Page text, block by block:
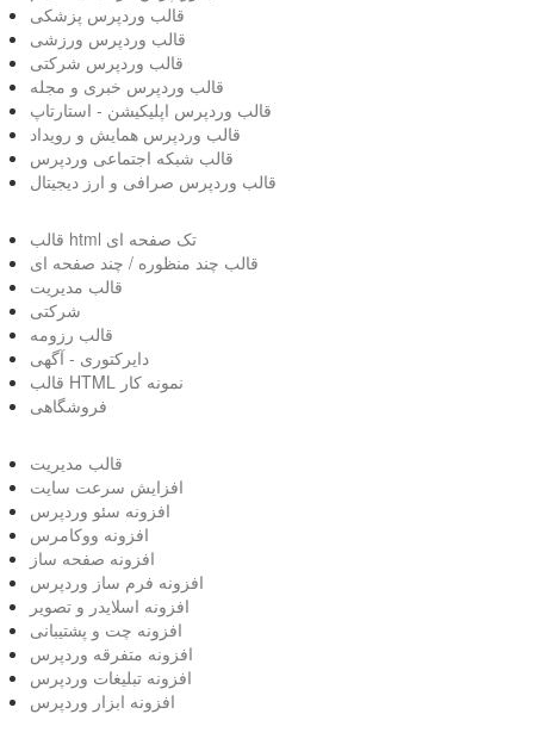
قالب وردپرس پزشکی
قالب وردپرس ورزشی
قالب وردپرس شرکتی
قالب وردپرس خبری و مجله
قالب وردپرس اپلیکیشن - استارتاپ
قالب وردپرس همایش و رویداد
قالب شبکه اجتماعی وردپرس
قالب وردپرس صرافی و ارز دیجیتال
قالب html تک صفحه ای
قالب چند منظوره / چند صفحه ای
قالب مدیریت
شرکتی
قالب رزومه
دایرکتوری - آگهی
قالب HTML نمونه کار
فروشگاهی
قالب مدیریت
افزایش سرعت سایت
افزونه سئو وردپرس
افزونه ووکامرس
افزونه صفحه ساز
افزونه فرم ساز وردپرس
افزونه اسلایدر و تصویر
افزونه چت و پشتیبانی
افزونه متفرقه وردپرس
افزونه تبلیغات وردپرس
افزونه ابزار وردپرس